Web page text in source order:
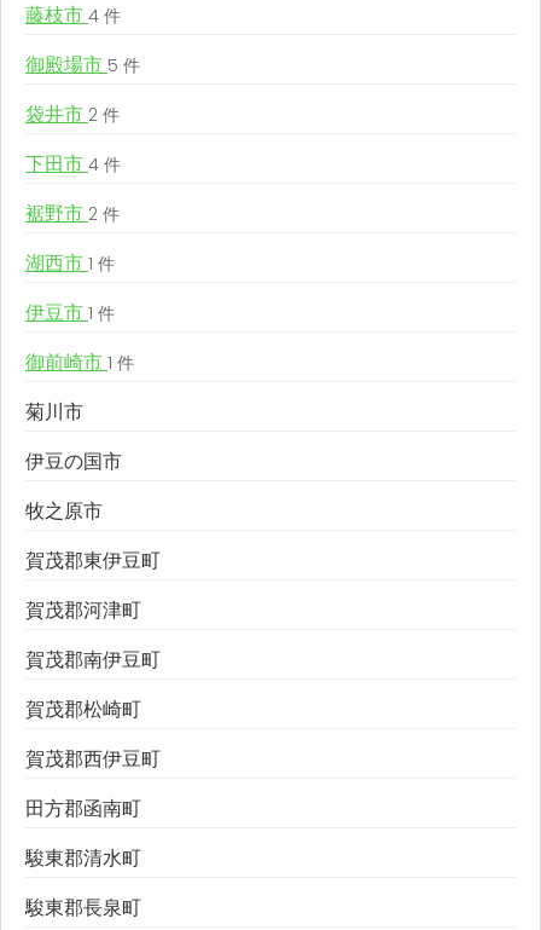
藤枝市 4 件
御殿場市 5 件
袋井市 2 件
下田市 4 件
裾野市 2 件
湖西市 1 件
伊豆市 1 件
御前崎市 1 件
菊川市
伊豆の国市
牧之原市
賀茂郡東伊豆町
賀茂郡河津町
賀茂郡南伊豆町
賀茂郡松崎町
賀茂郡西伊豆町
田方郡函南町
駿東郡清水町
駿東郡長泉町